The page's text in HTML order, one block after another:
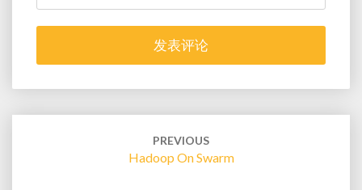
PREVIOUS
Hadoop On Swarm